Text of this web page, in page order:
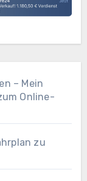
– Mein
Online-
zu